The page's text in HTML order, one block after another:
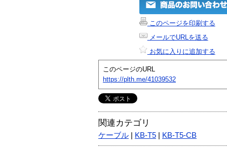
このページを印刷する
メールでURLを送る
お気に入りに追加する
このページのURL
https://plth.me/41039532
関連カテゴリ
ケーブル KB-T5 KB-T5-CB